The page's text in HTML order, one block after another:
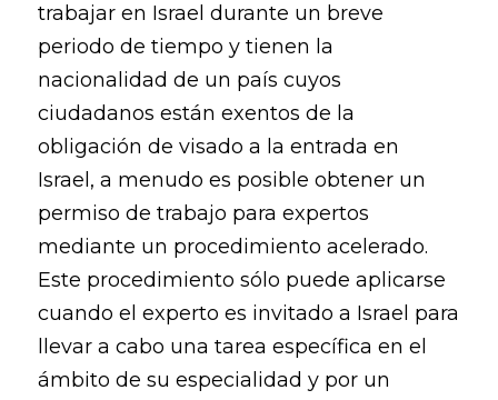
trabajar en Israel durante un breve
periodo de tiempo y tienen la
nacionalidad de un país cuyos
ciudadanos están exentos de la
obligación de visado a la entrada en
Israel, a menudo es posible obtener un
permiso de trabajo para expertos
mediante un procedimiento acelerado.
Este procedimiento sólo puede aplicarse
cuando el experto es invitado a Israel para
llevar a cabo una tarea específica en el
ámbito de su especialidad y por un